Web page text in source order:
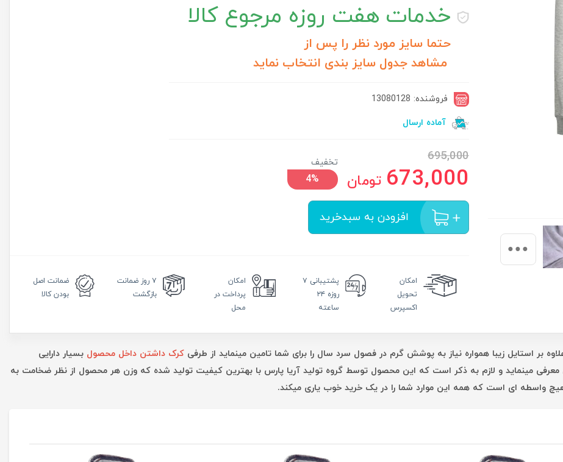
خدمات هفت روزه مرجوع کالا
حتما سایز مورد نظر را پس از
مشاهد جدول سایز بندی انتخاب نماید
فروشنده: 13080128
آماده ارسال
695,000
673,000 تومان
تخفیف
4%
افزودن به سبدخرید
امکان
تحویل
اکسپرس
پشتیبانی ۷
روزه ۲۴
ساعته
امکان
پرداخت در
محل
۷ روز
ضمانت
بازگشت
ضمانت اصل
بودن کالا
بر استایل زیبا همواره نیاز به پوشش گرم در فصول سرد سال را برای شما تامین مینماید از طرفی کرک داشتن داخل محصول بسیار دارایی
مینماید و لازم به ذکر است که این محصول توسط گروه تولید آریا پارس با بهترین کیفیت تولید شده که وزن هر محصول از نظر ضخامت به